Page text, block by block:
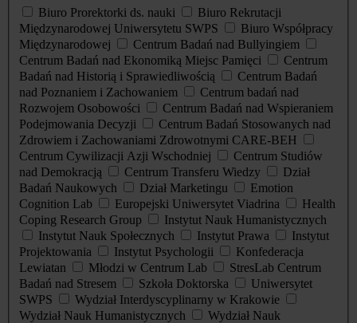
Biuro Prorektorki ds. nauki
Biuro Rekrutacji
Międzynarodowej Uniwersytetu SWPS
Biuro Współpracy
Międzynarodowej
Centrum Badań nad Bullyingiem
Centrum Badań nad Ekonomiką Miejsc Pamięci
Centrum
Badań nad Historią i Sprawiedliwością
Centrum Badań
nad Poznaniem i Zachowaniem
Centrum badań nad
Rozwojem Osobowości
Centrum Badań nad Wspieraniem
Podejmowania Decyzji
Centrum Badań Stosowanych nad
Zdrowiem i Zachowaniami Zdrowotnymi CARE-BEH
Centrum Cywilizacji Azji Wschodniej
Centrum Studiów
nad Demokracją
Centrum Transferu Wiedzy
Dział
Badań Naukowych
Dział Marketingu
Emotion
Cognition Lab
Europejski Uniwersytet Viadrina
Health
Coping Research Group
Instytut Nauk Humanistycznych
Instytut Nauk Społecznych
Instytut Prawa
Instytut
Projektowania
Instytut Psychologii
Konfederacja
Lewiatan
Młodzi w Centrum Lab
StresLab Centrum
Badań nad Stresem
Szkoła Doktorska
Uniwersytet
SWPS
Wydział Interdyscyplinarny w Krakowie
Wydział Nauk Humanistycznych
Wydział Nauk